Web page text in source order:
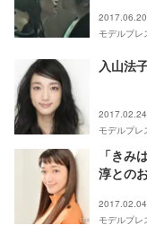
モデルプレ
入山法
モデルプレ
「きみ
淳との
モデルプレ